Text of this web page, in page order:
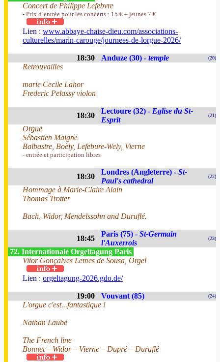
Concert de Philippe Lefebvre
- Prix d’entrée pour les concerts : 15 € – jeunes 7 €
Lien : www.abbaye-chaise-dieu.com/associations-
culturelles/marin-carouge/journees-de-lorgue-2026/
18:30 Anduze (30) - temple (20)
Retrouvailles
marie Cecile Lahor
Frederic Pelassy violon
18:30
Lectoure (32) - Eglise du St-
Esprit
(21)
Orgue
Sébastien Maigne
Balbastre, Boëly, Lefebure-Wely, Vierne
- entrée et participation libres
18:30
Londres (Angleterre) - St-
Paul's cathedral
(22)
Hommage à Marie-Claire Alain
Thomas Trotter
Bach, Widor, Mendelssohn and Duruflé.
18:45
Paris (75) - St-Germain
l'Auxerrois
(23)
72. Internationale Orgeltagung Paris
Vitor Gonçalves Lemes de Sousa, Orgel
Lien : orgeltagung-2026.gdo.de/
19:00 Vouvant (85) (24)
L'orgue c'est...fantastique !
Nathan Laube
The French line
Bonnet – Widor – Vierne – Dupré – Duruflé